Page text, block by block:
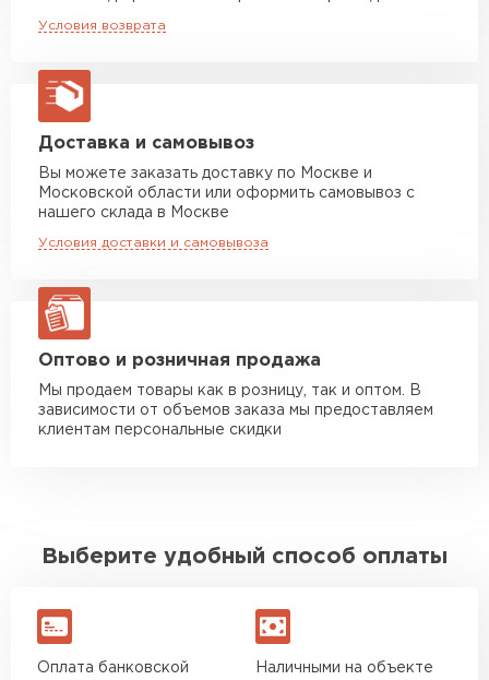
Стойкость к коррозии, ультрафиолету,
Экономичность: доступная цена и
неприхотливость в эксплуатации.
Долговечность: реальный срок службы до 50
лет*.
макс. длина груза 13,5 м
Манипулятор до 5 тн
макс. длина груза 6 м
Манипулятор до 10 тн
макс. длина груза 8 м
Манипулятор до 20 тн
Условия возврата
Доставка и самовывоз
Вы можете заказать доставку по Москве и
Московской области или оформить самовывоз с
нашего склада в Москве
Условия доставки и самовывоза
Оптово и розничная продажа
Мы продаем товары как в розницу, так и оптом. В
зависимости от объемов заказа мы предоставляем
клиентам персональные скидки
Выберите удобный способ оплаты
Оплата банковской
Наличными на объекте